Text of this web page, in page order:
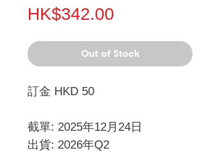
HK$342.00
Out of Stock
訂金 HKD 50
截單: 2025年12月24日
出貨: 2026年Q2